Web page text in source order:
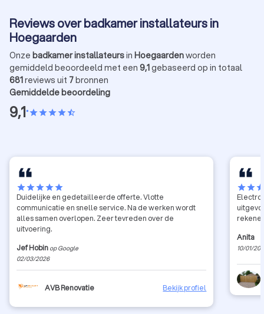
Reviews over badkamer installateurs in
Hoegaarden
Onze badkamer installateursin Hoegaardenworden
gemiddeld beoordeeld met een 9,1gebaseerd op in totaal
681reviews uit 7bronnen
Gemiddelde beoordeling
9,1•starstarstarstarstar_half
starstarstarstarstar
Duidelijke en gedetailleerde offerte. Vlotte
communicatie en snelle service. Na de werken wordt
alles samen overlopen. Zeer tevreden over de
uitvoering.
Jef Hobin op Google
02/03/2026
AVB Renovatie Bekijk profiel
starstar
Electro , sanitaire en
uitgevoerd ,
Anita
10/01/